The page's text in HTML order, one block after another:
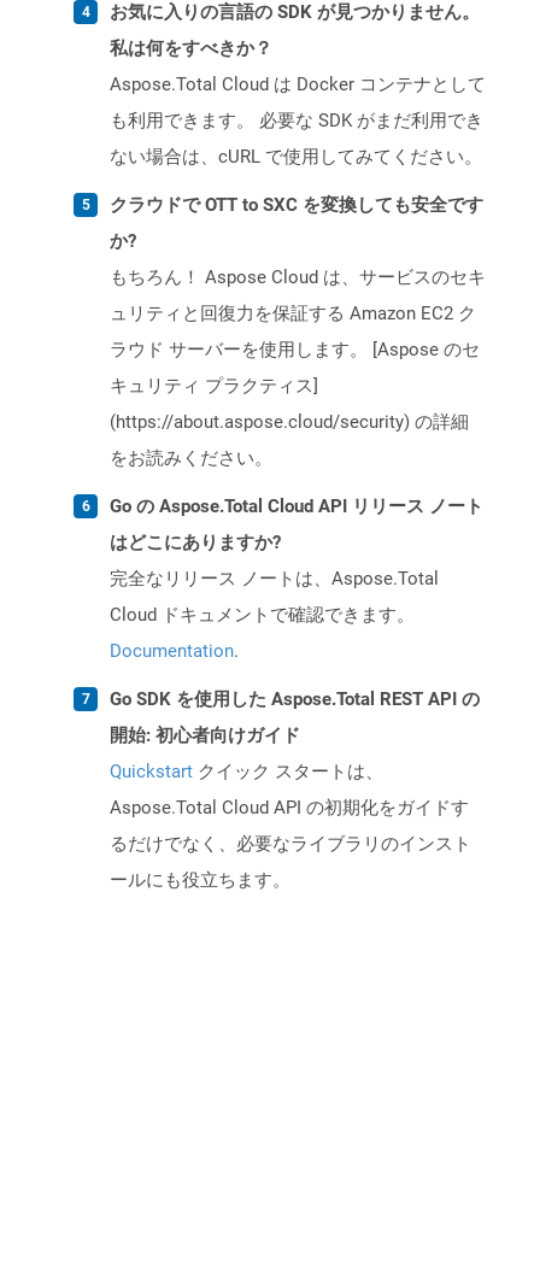
お気に入りの言語の SDK が見つかりません。
私は何をすべきか？
Aspose.Total Cloud は Docker コンテナとして
も利用できます。 必要な SDK がまだ利用でき
ない場合は、cURL で使用してみてください。
クラウドで OTT to SXC を変換しても安全です
か?
もちろん！ Aspose Cloud は、サービスのセキ
ュリティと回復力を保証する Amazon EC2 ク
ラウド サーバーを使用します。 [Aspose のセ
キュリティ プラクティス]
(https://about.aspose.cloud/security) の詳細
をお読みください。
Go の Aspose.Total Cloud API リリース ノート
はどこにありますか?
完全なリリース ノートは、Aspose.Total
Cloud ドキュメントで確認できます。
Documentation.
Go SDK を使用した Aspose.Total REST API の
開始: 初心者向けガイド
Quickstart クイック スタートは、
Aspose.Total Cloud API の初期化をガイドす
るだけでなく、必要なライブラリのインスト
ールにも役立ちます。